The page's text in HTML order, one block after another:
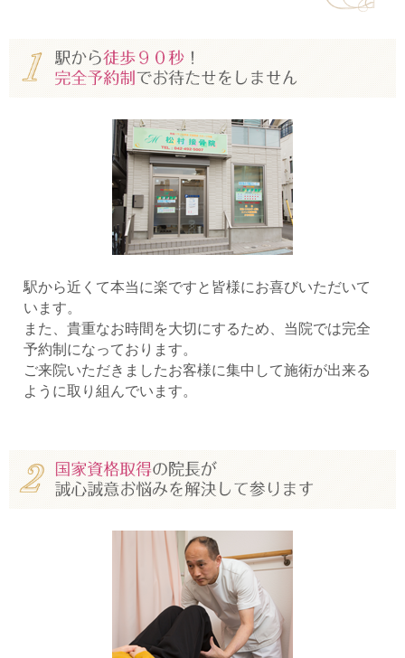
駅から近くて本当に楽ですと皆様にお喜びいただいて
います。
また、貴重なお時間を大切にするため、当院では完全
予約制になっております。
ご来院いただきましたお客様に集中して施術が出来る
ように取り組んでいます。